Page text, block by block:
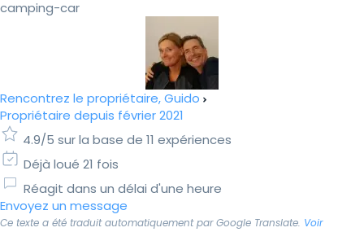
camping-car
Rencontrez le propriétaire, Guido
Propriétaire depuis février 2021
4.9/5 sur la base de 11 expériences
Déjà loué 21 fois
Réagit dans un délai d'une heure
Envoyez un message
Ce texte a été traduit automatiquement par Google Translate. Voir